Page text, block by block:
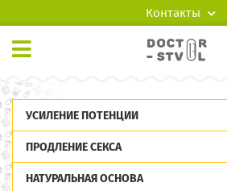
Контакты
УСИЛЕНИЕ ПОТЕНЦИИ
ПРОДЛЕНИЕ СЕКСА
НАТУРАЛЬНАЯ ОСНОВА